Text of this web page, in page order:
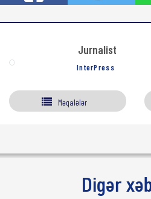
Jurnalist
InterPress
Məqalələr
Digər